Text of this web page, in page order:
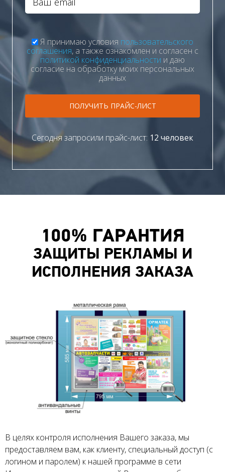
Я принимаю условия пользовательского
соглашения, а также ознакомлен и согласен с
политикой конфиденциальности и даю
согласие на обработку моих персональных
данных
ПОЛУЧИТЬ ПРАЙС-ЛИСТ
Сегодня запросили прайс-лист: 12 человек
100% ГАРАНТИЯ
ЗАЩИТЫ РЕКЛАМЫ И
ИСПОЛНЕНИЯ ЗАКАЗА
В целях контроля исполнения Вашего заказа, мы
предоставляем вам, как клиенту, специальный доступ (с
логином и паролем) к нашей программе в сети